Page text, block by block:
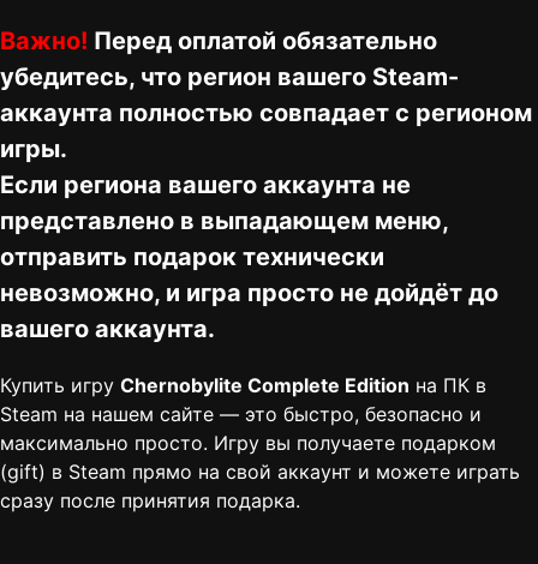
Важно! Перед оплатой обязательно
убедитесь, что регион вашего Steam-
аккаунта полностью совпадает с регионом
игры.
Если региона вашего аккаунта не
представлено в выпадающем меню,
отправить подарок технически
невозможно, и игра просто не дойдёт до
вашего аккаунта.
Купить игру Chernobylite Complete Edition на ПК в
Steam на нашем сайте — это быстро, безопасно и
максимально просто. Игру вы получаете подарком
(gift) в Steam прямо на свой аккаунт и можете играть
сразу после принятия подарка.